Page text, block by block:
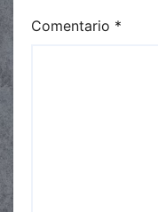
Comentario *